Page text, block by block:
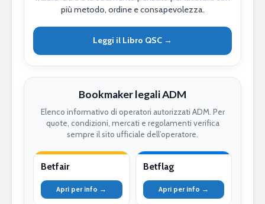
più metodo, ordine e consapevolezza.
Leggi il Libro QSC →
Bookmaker legali ADM
Elenco informativo di operatori autorizzati ADM. Per
quote, condizioni, mercati e regolamenti verifica
sempre il sito ufficiale dell’operatore.
Betfair
Apri per info →
Betflag
Apri per info →